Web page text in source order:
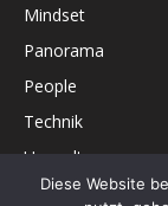
Mindset
Panorama
People
Technik
Umwelt
Unterhaltung
Diese Website